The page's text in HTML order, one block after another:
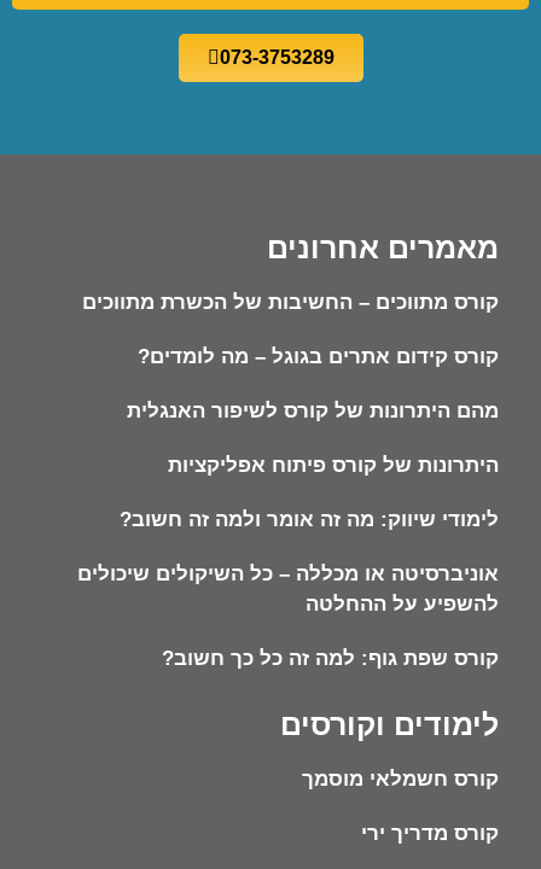
073-3753289
לימודים וקורסים
קורס חשמלאי מוסמך
קורס מדריך ירי
מאמרים אחרונים
קורס מתווכים – החשיבות של הכשרת מתווכים
קורס קידום אתרים בגוגל – מה לומדים?
מהם היתרונות של קורס לשיפור האנגלית
היתרונות של קורס פיתוח אפליקציות
לימודי שיווק: מה זה אומר ולמה זה חשוב?
אוניברסיטה או מכללה – כל השיקולים שיכולים
להשפיע על ההחלטה
קורס שפת גוף: למה זה כל כך חשוב?